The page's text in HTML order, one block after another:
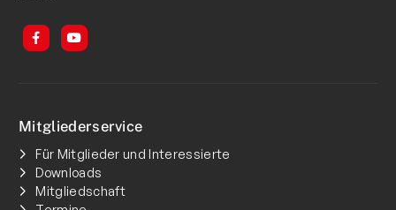
Mitgliederservice
Für Mitglieder und Interessierte
Downloads
Mitgliedschaft